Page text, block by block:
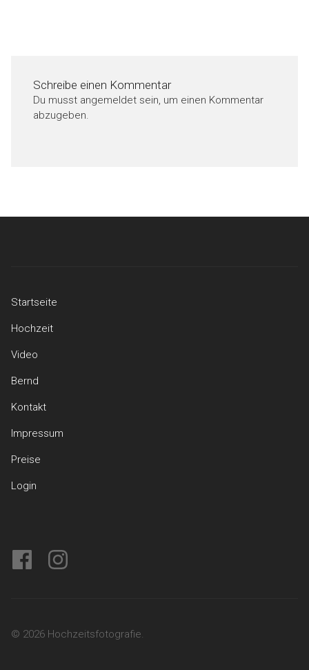
Schreibe einen Kommentar
Du musst angemeldet sein, um einen Kommentar
abzugeben.
Startseite
Hochzeit
Video
Bernd
Kontakt
Impressum
Preise
Login
facebookinstagram
© 2026 Hochzeitsfotografie.